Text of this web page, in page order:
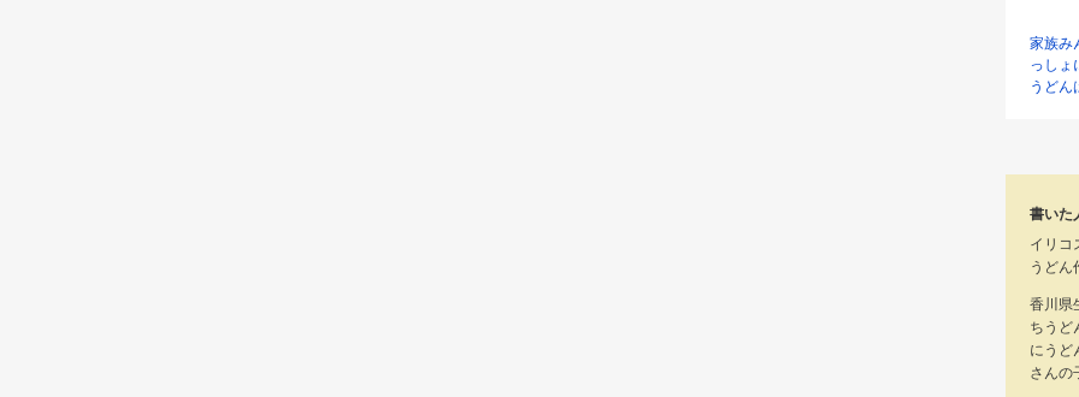
家族み
っしょ
うどん
書いた
イリコ
うどん
香川県
ちうど
にうど
さんの